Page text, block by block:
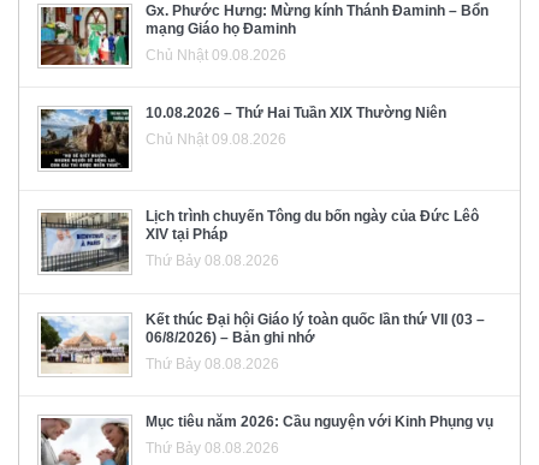
Gx. Phước Hưng: Mừng kính Thánh Đaminh – Bổn
mạng Giáo họ Đaminh
Chủ Nhật 09.08.2026
10.08.2026 – Thứ Hai Tuần XIX Thường Niên
Chủ Nhật 09.08.2026
Lịch trình chuyến Tông du bốn ngày của Đức Lêô
XIV tại Pháp
Thứ Bảy 08.08.2026
Kết thúc Đại hội Giáo lý toàn quốc lần thứ VII (03 –
06/8/2026) – Bản ghi nhớ
Thứ Bảy 08.08.2026
Mục tiêu năm 2026: Cầu nguyện với Kinh Phụng vụ
Thứ Bảy 08.08.2026